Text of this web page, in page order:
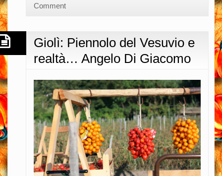
napoletana
miei
gusti…
Pignalosa
Comment
Giolì: Piennolo del Vesuvio e
realtà… Angelo Di Giacomo